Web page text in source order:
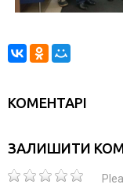
КОМЕНТАРІ
ЗАЛИШИТИ